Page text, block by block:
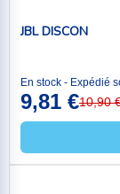
JBL DISCON
En stock - Expédié
9,81 €10,90